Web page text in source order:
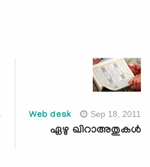
Web desk Sep 18, 2011
ഏഴു ഖിറാഅതുകള്‍